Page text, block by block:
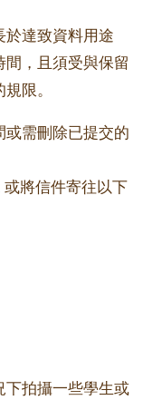
達致資料用途
間，且須受與保留
限。
需刪除已提交的
或將信件寄往以下
下拍攝一些學生或